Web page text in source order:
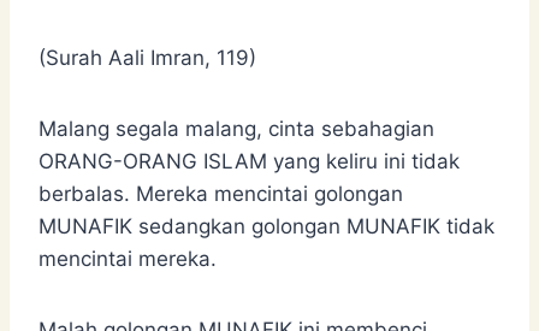
(Surah Aali Imran, 119)
Malang segala malang, cinta sebahagian
ORANG-ORANG ISLAM yang keliru ini tidak
berbalas. Mereka mencintai golongan
MUNAFIK sedangkan golongan MUNAFIK tidak
mencintai mereka.